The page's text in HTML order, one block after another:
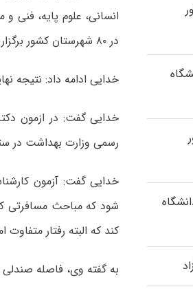
در ۸۰ شهرستان کشور برگزار می‌شود.
خدایی ادامه داد: نتیجه نهایی آزمون
رسمی وزارت بهداشت در
شود که مباحث مسافرتی
کند که البته رفتار
به گفته وی، فاصله